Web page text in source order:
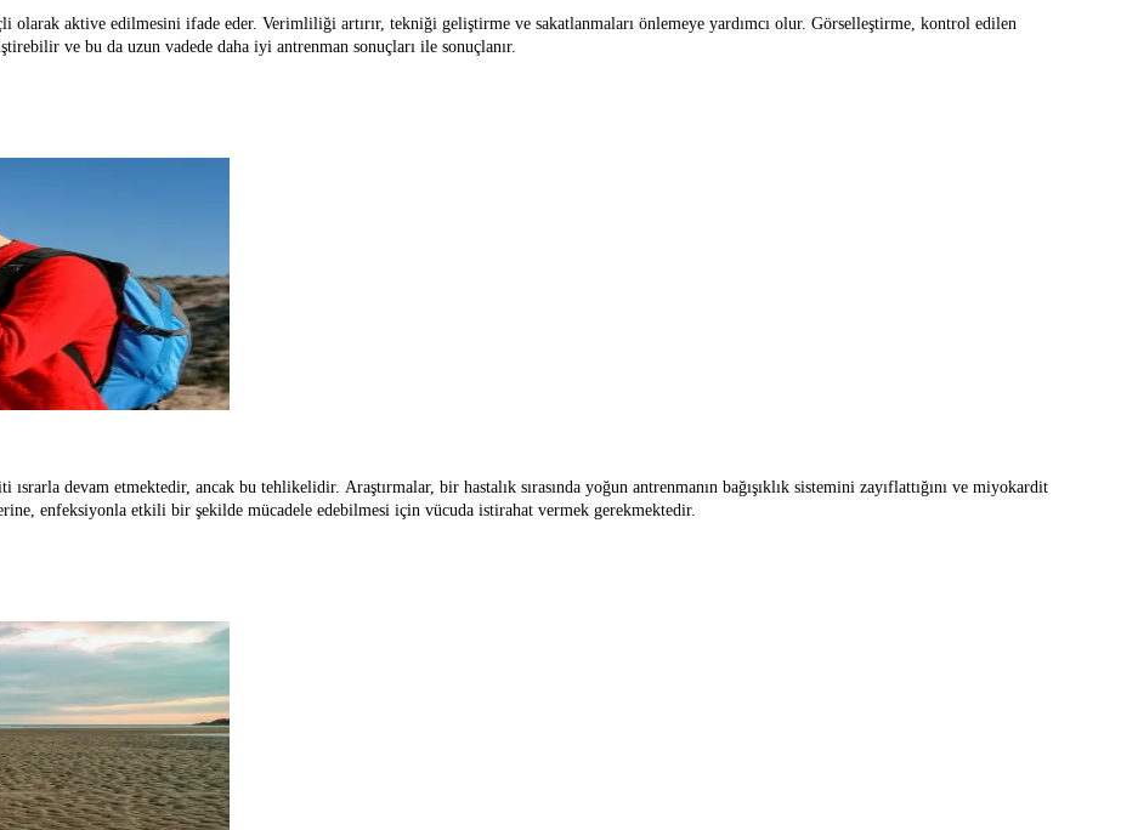
olarak aktive edilmesini ifade eder. Verimliliği artırır, tekniği geliştirme ve sakatlanmaları önlemeye yardımcı olur. Görselleştirme, kontrol edilen
ve bu da uzun vadede daha iyi antrenman sonuçları ile sonuçlanır.
devam etmektedir, ancak bu tehlikelidir. Araştırmalar, bir hastalık sırasında yoğun antrenmanın bağışıklık sistemini zayıflattığını ve miyokardit
enfeksiyonla etkili bir şekilde mücadele edebilmesi için vücuda istirahat vermek gerekmektedir.